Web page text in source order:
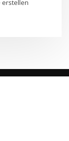
erstellen